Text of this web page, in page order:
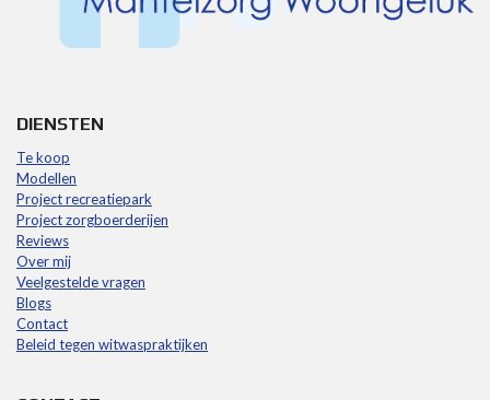
DIENSTEN
Te koop
Modellen
Project recreatiepark
Project zorgboerderijen
Reviews
Over mij
Veelgestelde vragen
Blogs
Contact
Beleid tegen witwaspraktijken